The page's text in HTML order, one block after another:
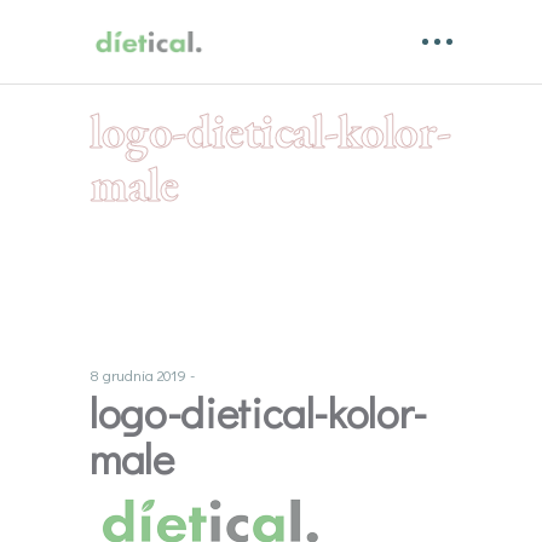
logo-dietical-kolor-
male
8 grudnia 2019
logo-dietical-kolor-
male